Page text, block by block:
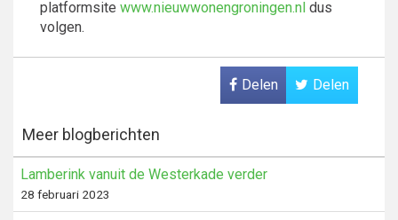
platformsite www.nieuwwonengroningen.nl dus
volgen.
Delen Delen
Meer blogberichten
Lamberink vanuit de Westerkade verder
28 februari 2023